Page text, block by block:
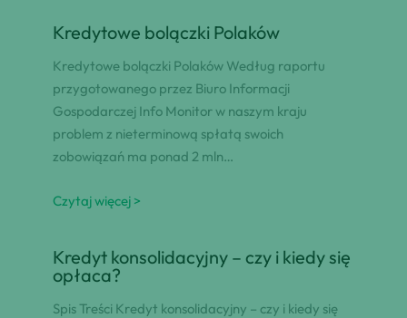
Kredytowe bolączki Polaków
Kredytowe bolączki Polaków Według raportu
przygotowanego przez Biuro Informacji
Gospodarczej Info Monitor w naszym kraju
problem z nieterminową spłatą swoich
zobowiązań ma ponad 2 mln…
Czytaj więcej >
Kredyt konsolidacyjny – czy i kiedy się
opłaca?
Spis Treści Kredyt konsolidacyjny – czy i kiedy się